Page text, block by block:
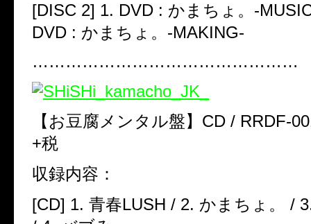
[DISC 2] 1. DVD : かまちょ。 -
DVD : かまちょ。 -MAKING-
…………………………………………
【お豆腐メンタル盤】CD / RRDF-
+税
収録内容：
[CD] 1. 青春LUSH / 2. かまちょ。 /